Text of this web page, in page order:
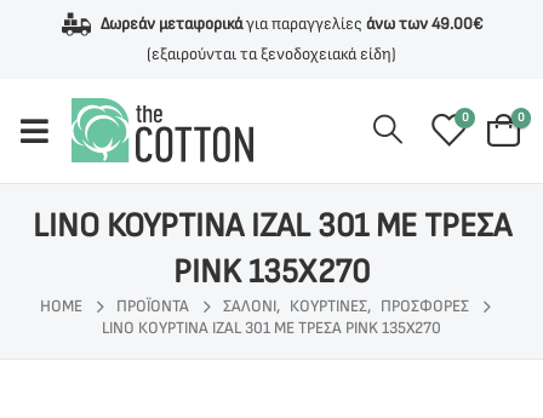
Δωρεάν μεταφορικάγια παραγγελίες άνω των 49.00€
(εξαιρούνται τα ξενοδοχειακά είδη)
0 0
LINO ΚΟΥΡΤΙΝΑ IZAL 301 ΜΕ ΤΡΕΣΑ
PINK 135X270
HOME ΠΡΟΪΌΝΤΑ ΣΑΛΟΝΙ, ΚΟΥΡΤΙΝΕΣ, ΠΡΟΣΦΟΡΕΣ
LINO ΚΟΥΡΤΙΝΑ IZAL 301 ΜΕ ΤΡΕΣΑ PINK 135X270